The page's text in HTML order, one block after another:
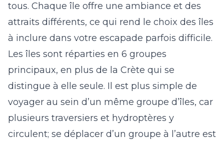
tous. Chaque île offre une ambiance et des
attraits différents, ce qui rend le choix des îles
à inclure dans votre escapade parfois difficile.
Les îles sont réparties en 6 groupes
principaux, en plus de la Crète qui se
distingue à elle seule. Il est plus simple de
voyager au sein d’un même groupe d’îles, car
plusieurs traversiers et hydroptères y
circulent; se déplacer d’un groupe à l’autre est